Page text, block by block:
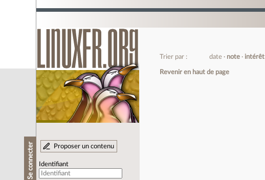
Se connecter Proposer un contenu
Identifiant
Trier par : date note intérêt
Revenir en haut de page